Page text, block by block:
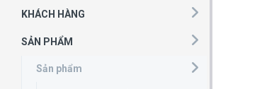
KHÁCH HÀNG
SẢN PHẨM
Sản phẩm